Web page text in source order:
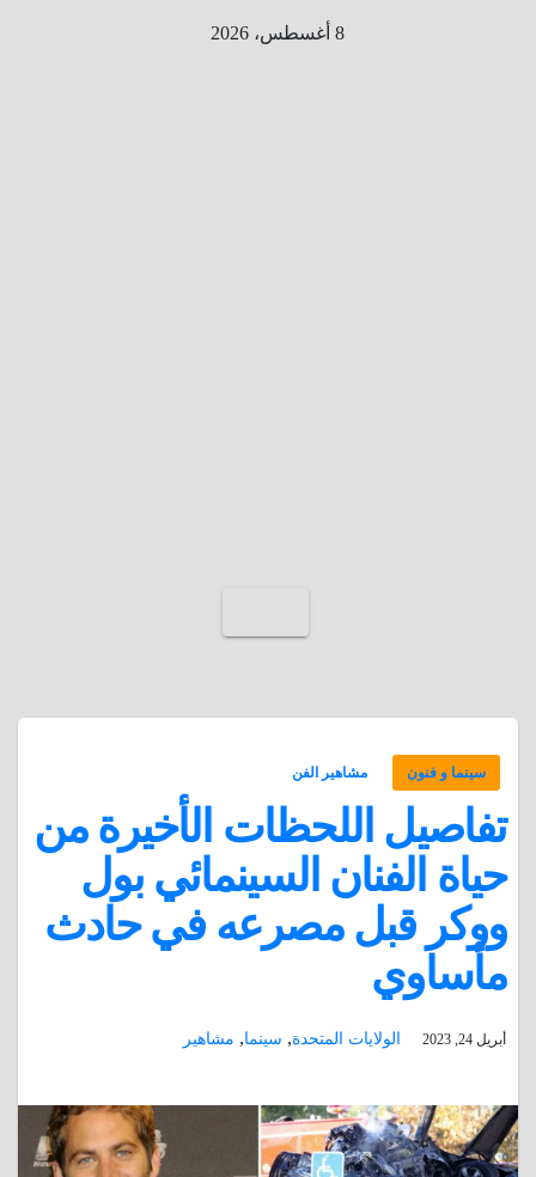
8 أغسطس، 2026
سينما و فنون مشاهير الفن
تفاصيل اللحظات الأخيرة من
حياة الفنان السينمائي بول
ووكر قبل مصرعه في حادث
مأساوي
أبريل 24, 2023 الولايات المتحدة, سينما, مشاهير